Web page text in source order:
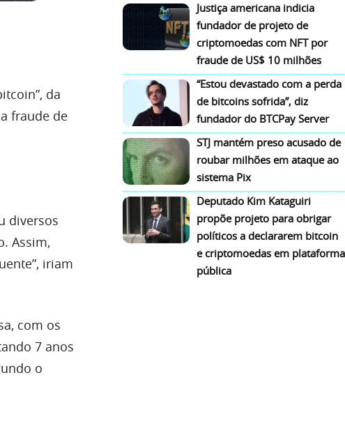
da
fraude de
diversos
Assim,
iriam
com os
7 anos
o
Justiça americana indicia
fundador de projeto de
criptomoedas com NFT por
fraude de US$ 10 milhões
“Estou devastado com a perda
de bitcoins sofrida”, diz
fundador do BTCPay Server
STJ mantém preso acusado de
roubar milhões em ataque ao
sistema Pix
Deputado Kim Kataguiri
propõe projeto para obrigar
políticos a declararem bitcoin
e criptomoedas em plataforma
pública